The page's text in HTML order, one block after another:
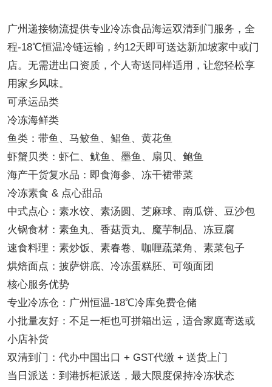
广州递接物流提供专业冷冻食品海运双清到门服务，全
程-18℃恒温冷链运输，约12天即可送达新加坡家中或门
店。无需进出口资质，个人寄送同样适用，让您轻松享
用家乡风味。
可承运品类
冷冻海鲜类
鱼类：带鱼、马鲛鱼、鲳鱼、黄花鱼
虾蟹贝类：虾仁、鱿鱼、墨鱼、扇贝、鲍鱼
海产干货复水品：即食海参、冻干裙带菜
冷冻素食 & 点心甜品
中式点心：素水饺、素汤圆、芝麻球、南瓜饼、豆沙包
火锅食材：素鱼丸、香菇贡丸、魔芋制品、冻豆腐
速食料理：素炒饭、素春卷、咖喱蔬菜角、素菜包子
烘焙面点：披萨饼底、冷冻蛋糕胚、可颂面团
核心服务优势
专业冷冻仓：广州恒温-18℃冷库免费仓储
小批量友好：不足一柜也可拼箱出运，适合家庭寄送或
小店补货
双清到门：代办中国出口 + GST代缴 + 送货上门
当日派送：到港拆柜派送，最大限度保持冷冻状态